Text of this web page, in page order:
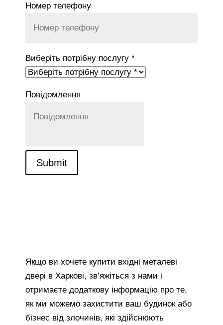
Номер телефону
Виберіть потрібну послугу *
Повідомлення
Submit
Якщо ви хочете купити вхідні металеві
двері в Харкові, зв’яжіться з нами і
отримаєте додаткову інформацію про те,
як ми можемо захистити ваш будинок або
бізнес від злочинів, які здійснюють